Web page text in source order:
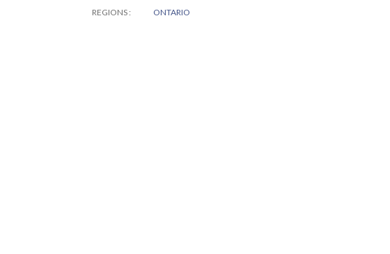
REGIONS ONTARIO